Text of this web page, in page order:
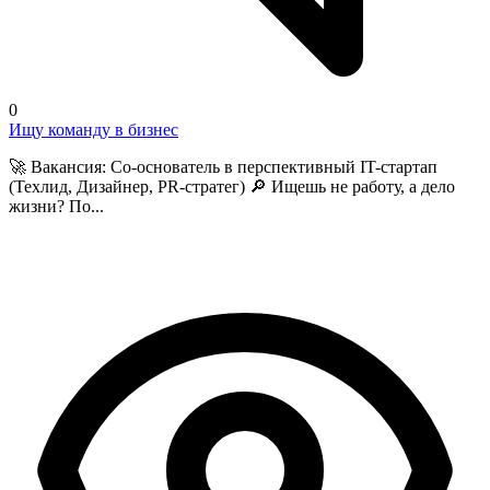
0
Ищу команду в бизнес
🚀 Вакансия: Со-основатель в перспективный IT-стартап
(Техлид, Дизайнер, PR-стратег) 🔎 Ищешь не работу, а дело
жизни? По...